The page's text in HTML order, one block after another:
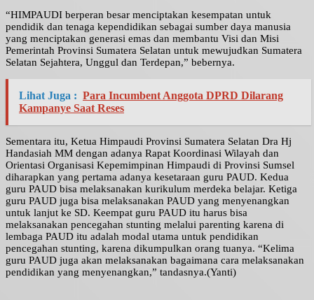
“HIMPAUDI berperan besar menciptakan kesempatan untuk
pendidik dan tenaga kependidikan sebagai sumber daya manusia
yang menciptakan generasi emas dan membantu Visi dan Misi
Pemerintah Provinsi Sumatera Selatan untuk mewujudkan Sumatera
Selatan Sejahtera, Unggul dan Terdepan,” bebernya.
Lihat Juga : Para Incumbent Anggota DPRD Dilarang
Kampanye Saat Reses
Sementara itu, Ketua Himpaudi Provinsi Sumatera Selatan Dra Hj
Handasiah MM dengan adanya Rapat Koordinasi Wilayah dan
Orientasi Organisasi Kepemimpinan Himpaudi di Provinsi Sumsel
diharapkan yang pertama adanya kesetaraan guru PAUD. Kedua
guru PAUD bisa melaksanakan kurikulum merdeka belajar. Ketiga
guru PAUD juga bisa melaksanakan PAUD yang menyenangkan
untuk lanjut ke SD. Keempat guru PAUD itu harus bisa
melaksanakan pencegahan stunting melalui parenting karena di
lembaga PAUD itu adalah modal utama untuk pendidikan
pencegahan stunting, karena dikumpulkan orang tuanya. “Kelima
guru PAUD juga akan melaksanakan bagaimana cara melaksanakan
pendidikan yang menyenangkan,” tandasnya.(Yanti)